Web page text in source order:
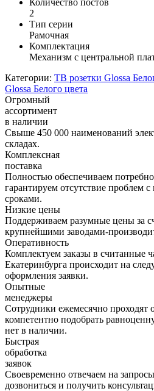
2
Тип серии
Рамочная
Комплектация
Механизм с центральной
Категории: ТВ розетки Glossa
Glossa Белого цвета
Огромный
ассортимент
в наличии
Свыше 450 000 наименований
складах.
Комплексная
поставка
Полностью обеспечиваем
гарантируем отсутствие проблем
сроками.
Низкие цены
Поддерживаем разумные цены за
крупнейшими заводами-
Оперативность
Комплектуем заказы в считанные
Екатеринбурга происходит на
оформления заявки.
Опытные
менеджеры
Сотрудники ежемесячно проходят
компетентно подобрать
нет в наличии.
Быстрая
обработка
заявок
Своевременно отвечаем на
дозвониться и получить